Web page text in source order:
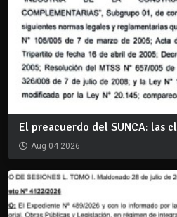
El preacuerdo del SUNCA: las
Aug 04 2026